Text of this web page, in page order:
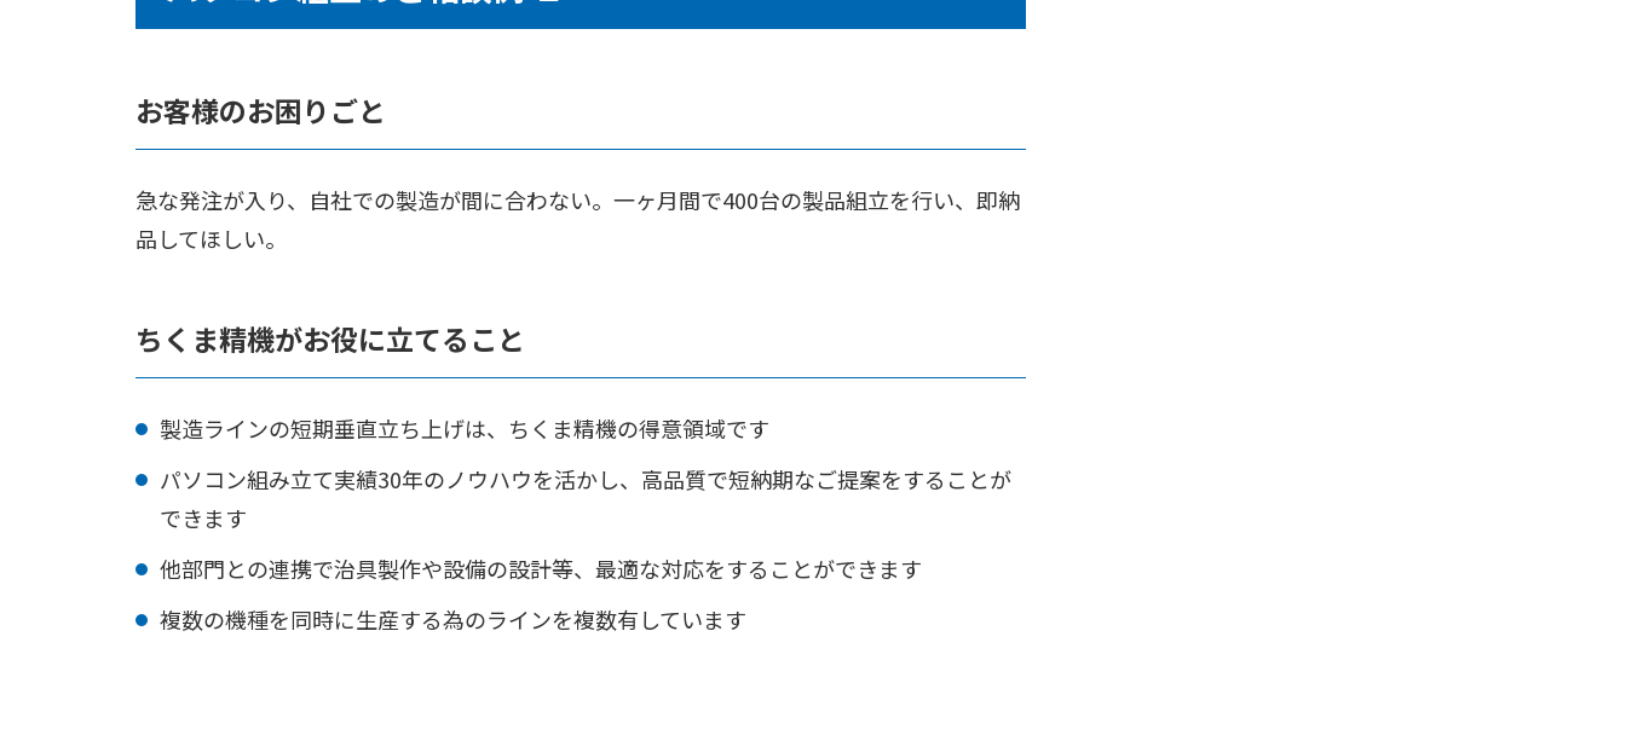
お客様のお困りごと
急な発注が入り、自社での製造が間に合わない。一ヶ月間で400台の製品組立を行い、即納
品してほしい。
ちくま精機がお役に立てること
製造ラインの短期垂直立ち上げは、ちくま精機の得意領域です
パソコン組み立て実績30年のノウハウを活かし、高品質で短納期なご提案をすることが
できます
他部門との連携で治具製作や設備の設計等、最適な対応をすることができます
複数の機種を同時に生産する為のラインを複数有しています